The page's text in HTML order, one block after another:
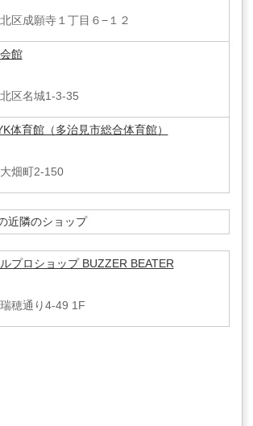
区成願寺１丁目６−１２
館
区名城1-3-35
体育館（多治見市総合体育館）
畑町2-150
近隣のショップ
プロショップ BUZZER BEATER
穂通り4-49 1F